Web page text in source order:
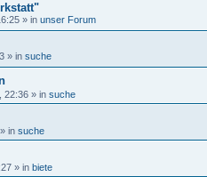
» in unser Forum
» in suche
22:36 » in suche
» in suche
» in biete